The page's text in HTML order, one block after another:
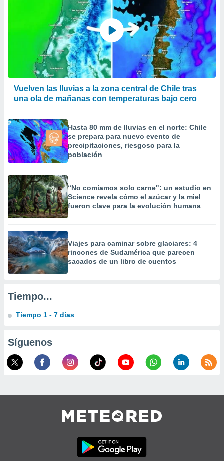
contenido
medir el
el
de
o a través
de
de
de
uso de
con el
e
mediante
publicidad
publicidad
de
1199
Vuelven las lluvias a la zona central de Chile tras
una ola de mañanas con temperaturas bajo cero
Hasta 80 mm de lluvias en el norte: Chile
se prepara para nuevo evento de
precipitaciones, riesgoso para la
población
“No comíamos solo carne": un estudio en
Science revela cómo el azúcar y la miel
fueron clave para la evolución humana
Viajes para caminar sobre glaciares: 4
rincones de Sudamérica que parecen
sacados de un libro de cuentos
Tiempo...
Tiempo 1 - 7 días
Síguenos